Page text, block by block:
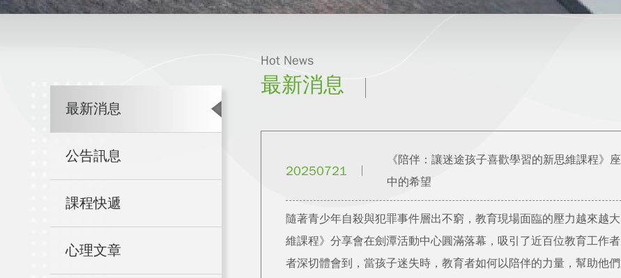
最新消息
公告訊息
課程快遞
心理文章
Hot News
最新消息
20250721
《陪伴：讓迷途孩子喜歡學習的新思維課程》
中的希望
隨著青少年自殺與犯罪事件層出不窮，教育現場面臨的壓力越來越
維課程》分享會在劍潭活動中心圓滿落幕，吸引了近百位教育工作
者深切體會到，當孩子迷失時，教育者如何以陪伴的力量，幫助他們